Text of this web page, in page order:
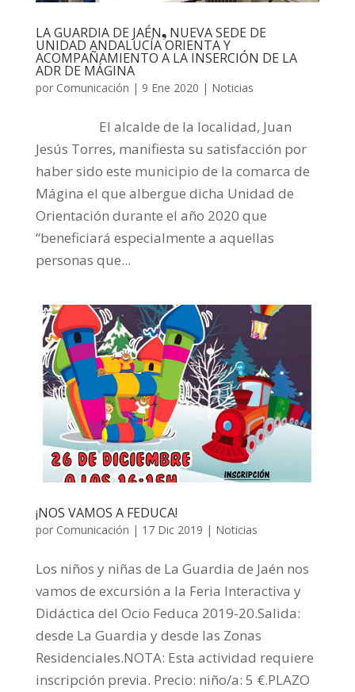
LA GUARDIA DE JAÉN❟ NUEVA SEDE DE
UNIDAD ANDALUCÍA ORIENTA Y
ACOMPAÑAMIENTO A LA INSERCIÓN DE LA
ADR DE MÁGINA
por Comunicación | 9 Ene 2020 | Noticias
El alcalde de la localidad, Juan
Jesús Torres, manifiesta su satisfacción por
haber sido este municipio de la comarca de
Mágina el que albergue dicha Unidad de
Orientación durante el año 2020 que
“beneficiará especialmente a aquellas
personas que...
¡NOS VAMOS A FEDUCA!
por Comunicación | 17 Dic 2019 | Noticias
Los niños y niñas de La Guardia de Jaén nos
vamos de excursión a la Feria Interactiva y
Didáctica del Ocio Feduca 2019-20.Salida:
desde La Guardia y desde las Zonas
Residenciales.NOTA: Esta actividad requiere
inscripción previa. Precio: niño/a: 5 €.PLAZO